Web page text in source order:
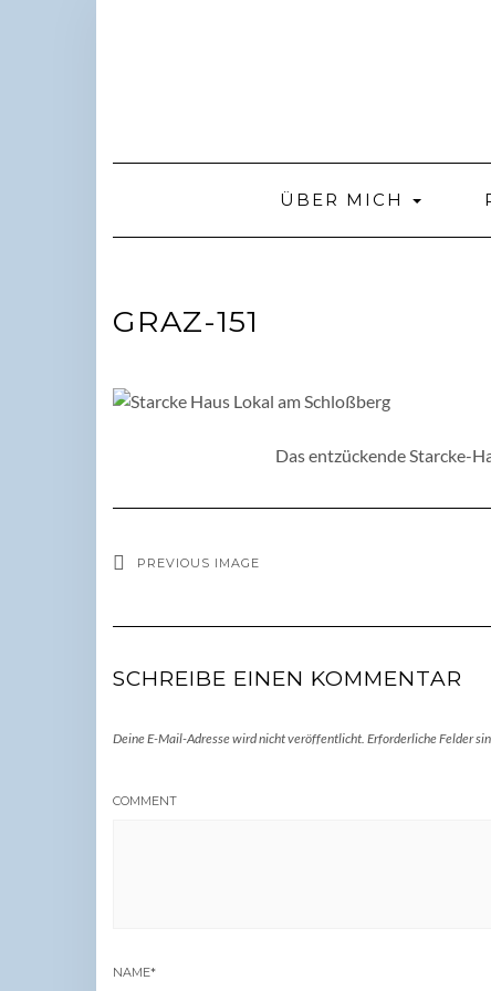
ÜBER MICH
GRAZ-151
Das entzückende Starcke-
PREVIOUS IMAGE
SCHREIBE EINEN KOMMENTAR
Deine E-Mail-Adresse wird nicht veröffentlicht. Erforderliche Felder
COMMENT
NAME*